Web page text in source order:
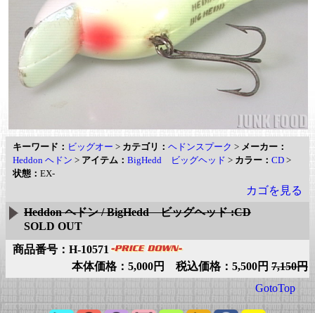
キーワード： ビッグオー > カテゴリ： ヘドンスプーク > メーカー：
Heddon ヘドン > アイテム： BigHedd ビッグヘッド > カラー： CD >
状態： EX-
カゴを見る
Heddon ヘドン / BigHedd ビッグヘッド :CD
SOLD OUT
商品番号：H-10571
本体価格：5,000円 税込価格：5,500円 7,150円
GotoTop